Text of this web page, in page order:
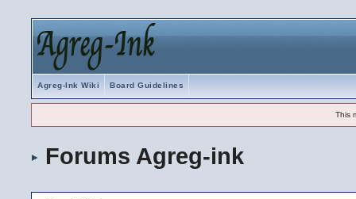
Agreg-Ink Wiki Board Guidelines
This
Forums Agreg-ink